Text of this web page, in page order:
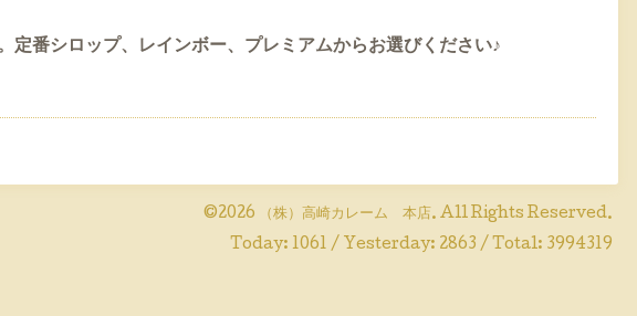
番シロップ、レインボー、プレミアムからお選びください♪
©2026 （株）高崎カレーム 本店. All Rights Reserved.
Today: 1061 / Yesterday: 2863 / Total: 3994319